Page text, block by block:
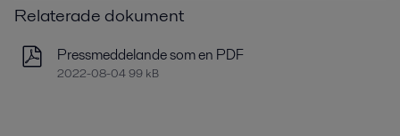
Relaterade dokument
Pressmeddelande som en PDF
2022-08-04 99 kB